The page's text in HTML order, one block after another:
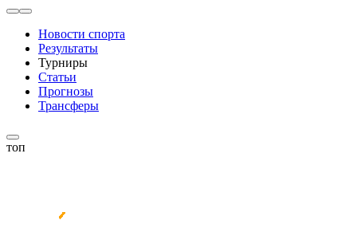
Новости спорта
Результаты
Турниры
Статьи
Прогнозы
Трансферы
топ